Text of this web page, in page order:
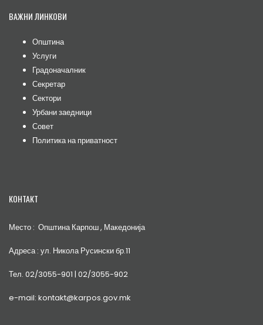
ВАЖНИ ЛИНКОВИ
Општина
Услуги
Градоначалник
Секретар
Сектори
Урбани заедници
Совет
Политика на приватност
КОНТАКТ
Место : Општина Карпош , Македонија
Адреса : ул. Никола Русински бр.11
Тел. 02/3055-901 | 02/3055-902
e-mail: kontakt@karpos.gov.mk